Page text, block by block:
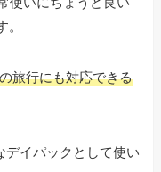
旅行にも対応できる
デイパックとして使い